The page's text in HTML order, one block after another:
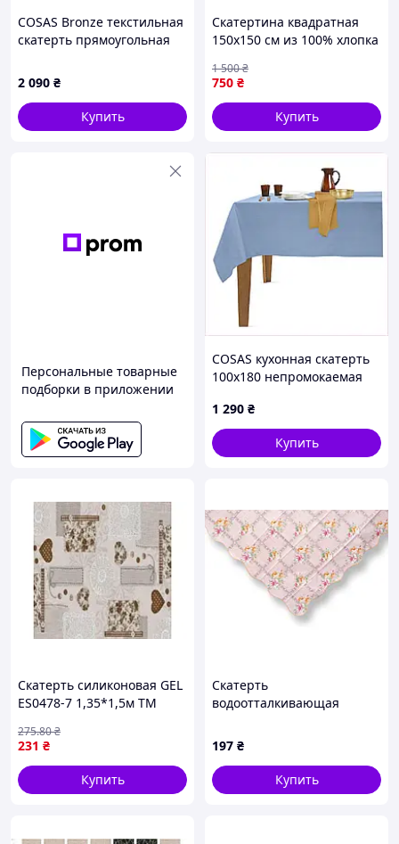
COSAS Bronze текстильная
скатерть прямоугольная
2 090 ₴
Купить
Скатертина квадратная
150х150 см из 100% хлопка
традиционным рисунком
Волошки
750 ₴
1 500₴
Купить
Персональные товарные
подборки в приложении
COSAS кухонная скатерть
100х180 непромокаемая
1 290 ₴
Купить
Скатерть силиконовая GEL
ES0478-7 1,35*1,5м ТМ
231 ₴
275.80₴
Купить
Скатерть
водоотталкивающая
Розовый
197 ₴
Купить